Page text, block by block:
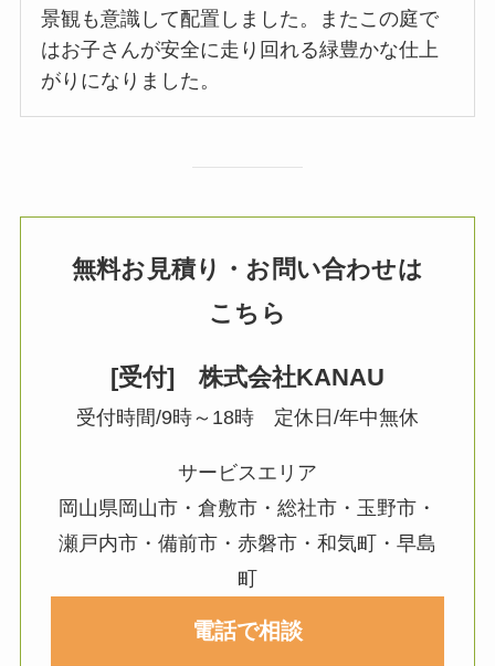
景観も意識して配置しました。またこの庭で
はお子さんが安全に走り回れる緑豊かな仕上
がりになりました。
無料お見積り・お問い合わせは
こちら
[受付] 株式会社KANAU
受付時間/9時～18時 定休日/年中無休
サービスエリア
岡山県岡山市・倉敷市・総社市・玉野市・
瀬戸内市・備前市・赤磐市・和気町・早島
町
電話で相談